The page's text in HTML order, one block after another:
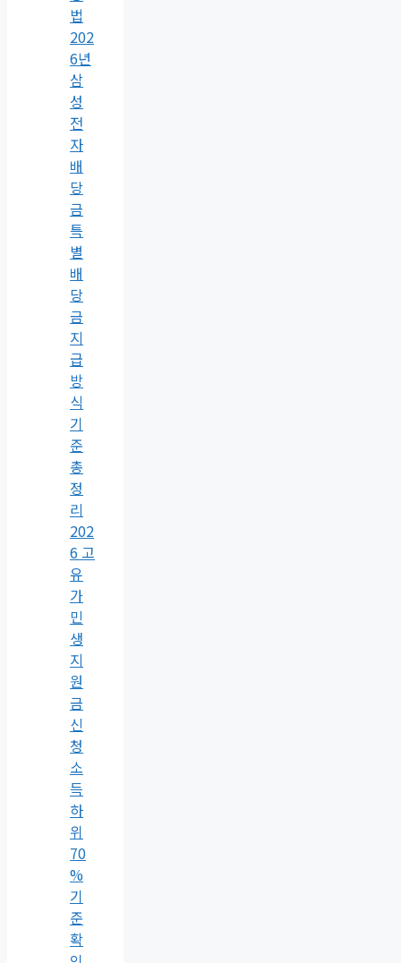
법
202
6년
삼
성
전
자
배
당
금
특
별
배
당
금
지
급
방
식
기
준
총
정
리
202
6 고
유
가
민
생
지
원
금
신
청
소
득
하
위
70
%
기
준
확